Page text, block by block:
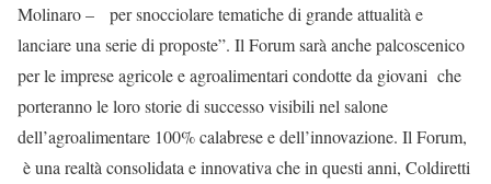
Molinaro – per snocciolare tematiche di grande attualità e
lanciare una serie di proposte”. Il Forum sarà anche palcoscenico
per le imprese agricole e agroalimentari condotte da giovani che
porteranno le loro storie di successo visibili nel salone
dell’agroalimentare 100% calabrese e dell’innovazione. Il Forum,
è una realtà consolidata e innovativa che in questi anni, Coldiretti